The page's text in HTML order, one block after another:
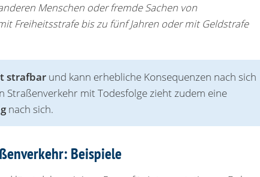
Menschen oder fremde Sachen von
Freiheitsstrafe bis zu fünf Jahren oder mit Geldstrafe
strafbar und kann erhebliche Konsequenzen nach sich
Straßenverkehr mit Todesfolge zieht zudem eine
nach sich.
Beispiele